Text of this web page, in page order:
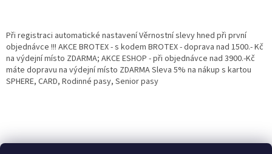
Při registraci automatické nastavení Věrnostní slevy hned při první
objednávce !!! AKCE BROTEX - s kodem BROTEX - doprava nad 1500.- Kč
na výdejní místo ZDARMA; AKCE ESHOP - při objednávce nad 3900.-Kč
máte dopravu na výdejní místo ZDARMA Sleva 5% na nákup s kartou
SPHERE, CARD, Rodinné pasy, Senior pasy